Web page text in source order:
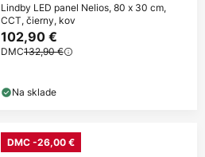
Lindby LED panel Nelios, 80 x 30 cm,
CCT, čierny, kov
102,90 €
DMC132,90 €
Na sklade
DMC -26,00 €